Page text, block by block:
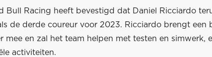
Bull Racing heeft bevestigd dat Daniel Ricciardo
de derde coureur voor 2023. Ricciardo brengt een
mee en zal het team helpen met testen en simwerk,
activiteiten.